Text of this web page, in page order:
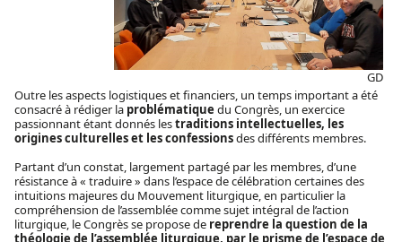
GD
Outre les aspects logistiques et financiers, un temps important a été
consacré à rédiger la problématique du Congrès, un exercice
passionnant étant donnés lestraditions intellectuelles, les
origines culturelles et les confessionsdes différents membres.
Partant d’un constat, largement partagé par les membres, d’une
résistance à « traduire » dans l’espace de célébration certaines des
intuitions majeures du Mouvement liturgique, en particulier la
compréhension de l’assemblée comme sujet intégral de l’action
liturgique, le Congrès se propose de reprendre la question de la
théologie de l’assemblée liturgique, par le prisme de l’espace de